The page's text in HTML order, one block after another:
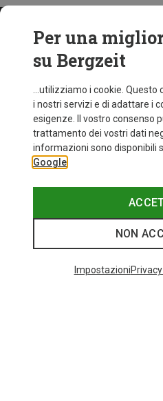
Per una
su Bergzeit
...utilizziamo i cookie.
i nostri servizi e di adattare i
esigenze. Il vostro consenso
trattamento dei vostri dati
informazioni sono disponibili
Google
NON
Impostazioni